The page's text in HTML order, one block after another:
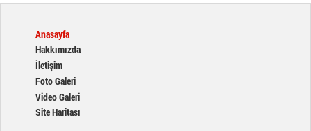
Anasayfa
Hakkımızda
İletişim
Foto Galeri
Video Galeri
Site Haritası